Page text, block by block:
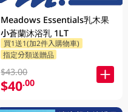
Meadows Essentials乳木果
小蒼蘭沐浴乳 1LT
買1送1(加2件入購物車)
指定分類送贈品
$43.00
$40.00